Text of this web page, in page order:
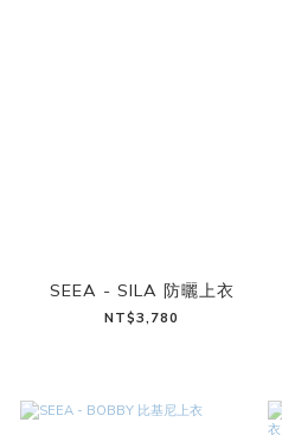
SEEA - SILA 防曬上衣
NT$3,780